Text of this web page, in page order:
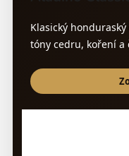
Klasický
tóny cedru, koření a